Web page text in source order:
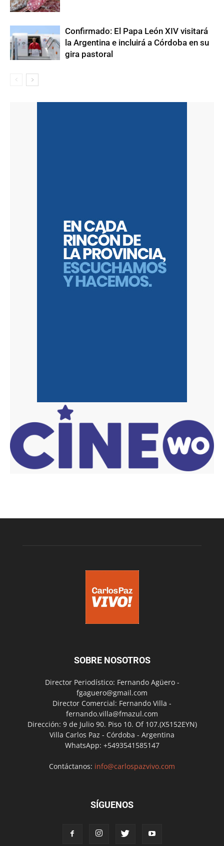
Confirmado: El Papa León XIV visitará
la Argentina e incluirá a Córdoba en su
gira pastoral
SOBRE NOSOTROS
Director Periodístico: Fernando Agüero -
fgaguero@gmail.com
Director Comercial: Fernando Villa -
fernando.villa@fmazul.com
Dirección: 9 de Julio 90. Piso 10. Of 107.(X5152EYN)
Villa Carlos Paz - Córdoba - Argentina
WhatsApp: +5493541585147
Contáctanos: info@carlospazvivo.com
SÍGUENOS